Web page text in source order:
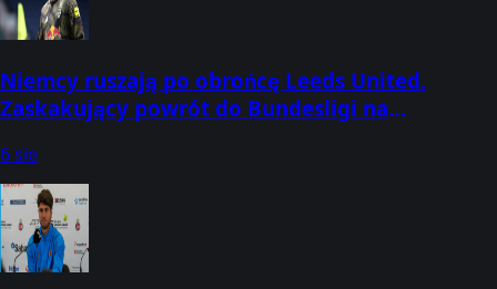
Niemcy ruszają po obrońcę Leeds United.
Zaskakujący powrót do Bundesligi na
6 sie